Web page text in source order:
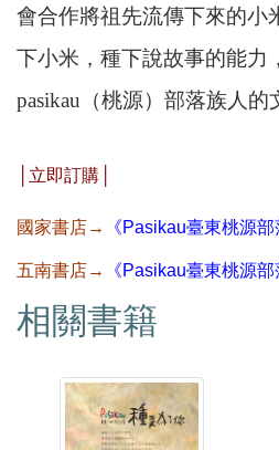
會合作將祖先流傳下來的小
下小米，種下說故事的能力
pasikau（桃源）部落族人的
│立即訂購│
國家書店→ 《Pasikau臺東桃源部
五南書店→ 《Pasikau臺東桃源部
相關書籍